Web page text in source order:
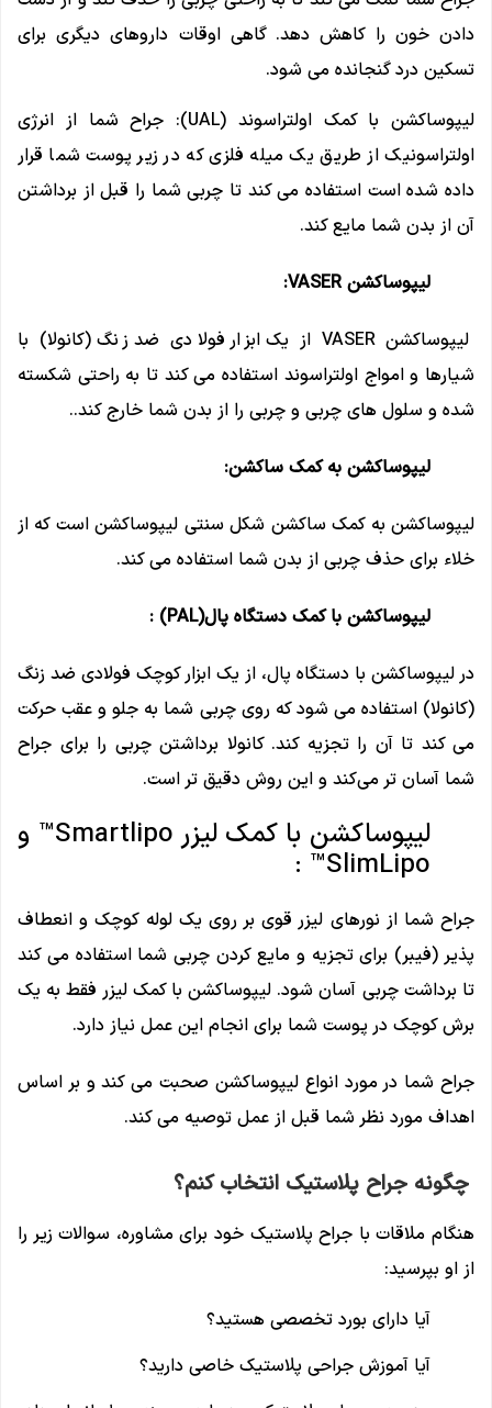
دادن خون را کاهش دهد. گاهی اوقات داروهای دیگری برای
تسکین درد گنجانده می شود.
لیپوساکشن با کمک اولتراسوند (UAL): جراح شما از انرژی
اولتراسونیک از طریق یک میله فلزی که در زیر پوست شما قرار
داده شده است استفاده می کند تا چربی شما را قبل از برداشتن
آن از بدن شما مایع کند.
لیپوساکشن VASER:
لیپوساکشن VASER از یک ابزار فولادی ضد زنگ (کانولا) با
شیارها و امواج اولتراسوند استفاده می کند تا به راحتی شکسته
شده و سلول های چربی و چربی را از بدن شما خارج کند..
لیپوساکشن به کمک ساکشن:
لیپوساکشن به کمک ساکشن شکل سنتی لیپوساکشن است که از
خلاء برای حذف چربی از بدن شما استفاده می کند.
لیپوساکشن با کمک دستگاه پال(PAL) :
در لیپوساکشن با دستگاه پال، از یک ابزار کوچک فولادی ضد زنگ
(کانولا) استفاده می شود که روی چربی شما به جلو و عقب حرکت
می کند تا آن را تجزیه کند. کانولا برداشتن چربی را برای جراح
شما آسان ‌تر می‌کند و این روش دقیق ‌تر است.
لیپوساکشن با کمک لیزر Smartlipo™ و
SlimLipo™ :
جراح شما از نورهای لیزر قوی بر روی یک لوله کوچک و انعطاف
پذیر (فیبر) برای تجزیه و مایع کردن چربی شما استفاده می کند
تا برداشت چربی آسان شود. لیپوساکشن با کمک لیزر فقط به یک
برش کوچک در پوست شما برای انجام این عمل نیاز دارد.
جراح شما در مورد انواع لیپوساکشن صحبت می کند و بر اساس
اهداف مورد نظر شما قبل از عمل توصیه می کند.
چگونه جراح پلاستیک انتخاب کنم؟
هنگام ملاقات با جراح پلاستیک خود برای مشاوره، سوالات زیر را
از او بپرسید:
آیا دارای بورد تخصصی هستید؟
آیا آموزش جراحی پلاستیک خاصی دارید؟